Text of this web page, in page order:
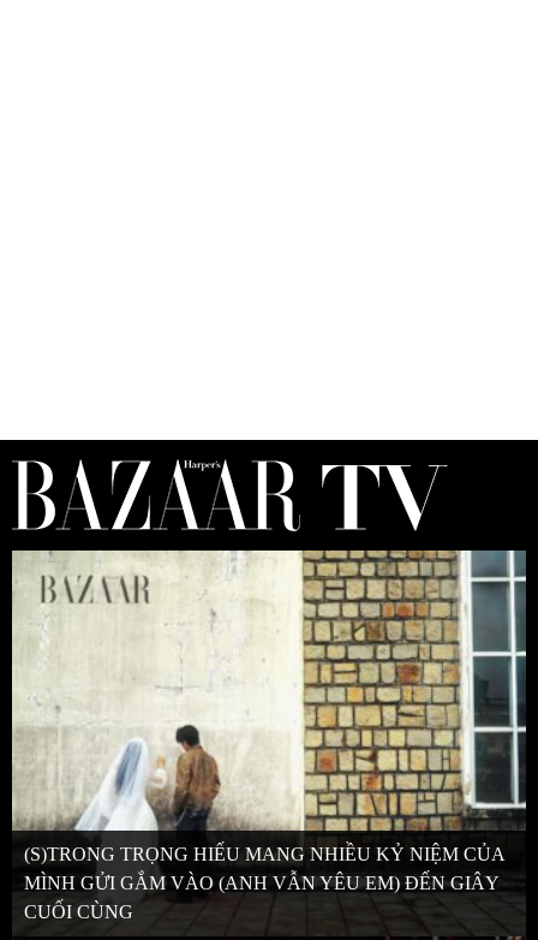
(S)TRONG TRỌNG HIẾU MANG NHIỀU KỶ NIỆM CỦA
MÌNH GỬI GẮM VÀO (ANH VẪN YÊU EM) ĐẾN GIÂY
CUỐI CÙNG